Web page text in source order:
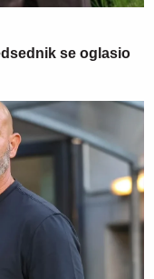
se oglasio